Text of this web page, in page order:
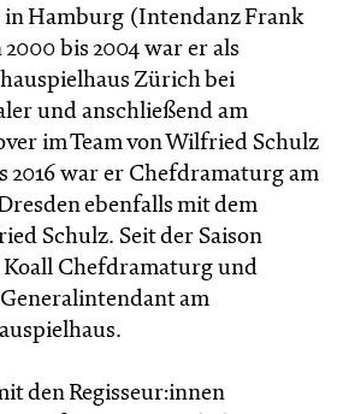
in Hamburg (Intendanz Frank
bis 2004 war er als
Zürich bei
und anschließend am
im Team von Wilfried Schulz
2016 war er Chefdramaturg am
ebenfalls mit dem
Schulz. Seit der Saison
Koall Chefdramaturg und
am
den Regisseur:innen